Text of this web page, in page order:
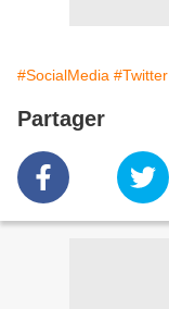
#SocialMedia #Twitter
Partager